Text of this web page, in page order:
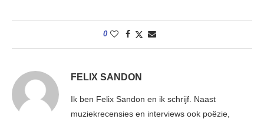
0
FELIX SANDON
Ik ben Felix Sandon en ik schrijf. Naast
muziekrecensies en interviews ook poëzie,